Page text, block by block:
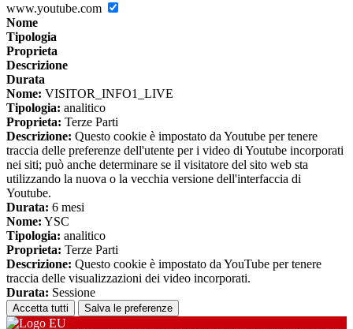
www.youtube.com
Nome
Tipologia
Proprieta
Descrizione
Durata
Nome: VISITOR_INFO1_LIVE
Tipologia: analitico
Proprieta: Terze Parti
Descrizione: Questo cookie è impostato da Youtube per tenere
traccia delle preferenze dell'utente per i video di Youtube incorporati
nei siti; può anche determinare se il visitatore del sito web sta
utilizzando la nuova o la vecchia versione dell'interfaccia di
Youtube.
Durata: 6 mesi
Nome: YSC
Tipologia: analitico
Proprieta: Terze Parti
Descrizione: Questo cookie è impostato da YouTube per tenere
traccia delle visualizzazioni dei video incorporati.
Durata: Sessione
Accetta tutti Salva le preferenze